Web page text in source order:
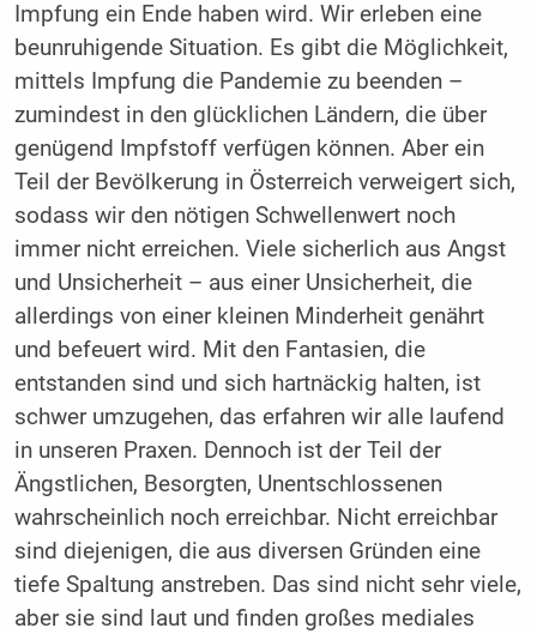
Impfung ein Ende haben wird. Wir erleben eine
beunruhigende Situation. Es gibt die Möglichkeit,
mittels Impfung die Pandemie zu beenden –
zumindest in den glücklichen Ländern, die über
genügend Impfstoff verfügen können. Aber ein
Teil der Bevölkerung in Österreich verweigert sich,
sodass wir den nötigen Schwellenwert noch
immer nicht erreichen. Viele sicherlich aus Angst
und Unsicherheit – aus einer Unsicherheit, die
allerdings von einer kleinen Minderheit genährt
und befeuert wird. Mit den Fantasien, die
entstanden sind und sich hartnäckig halten, ist
schwer umzugehen, das erfahren wir alle laufend
in unseren Praxen. Dennoch ist der Teil der
Ängstlichen, Besorgten, Unentschlossenen
wahrscheinlich noch erreichbar. Nicht erreichbar
sind diejenigen, die aus diversen Gründen eine
tiefe Spaltung anstreben. Das sind nicht sehr viele,
aber sie sind laut und finden großes mediales